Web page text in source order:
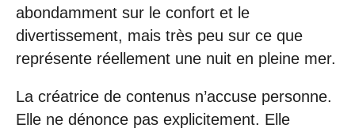
abondamment sur le confort et le
divertissement, mais très peu sur ce que
représente réellement une nuit en pleine mer.
La créatrice de contenus n’accuse personne.
Elle ne dénonce pas explicitement. Elle